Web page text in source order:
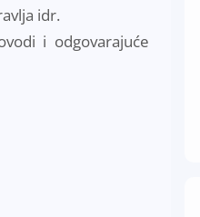
idr.
i odgovarajuće